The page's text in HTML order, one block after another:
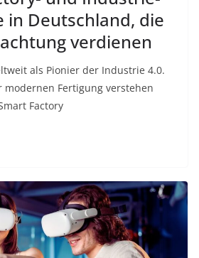
in Deutschland, die
verdienen
als Pionier der Industrie 4.0.
modernen Fertigung verstehen
Factory